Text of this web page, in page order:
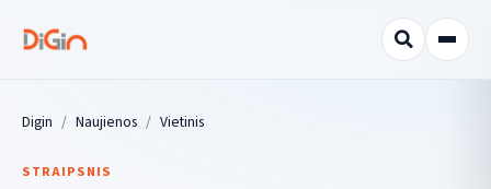
Digin Naujienos Vietinis
STRAIPSNIS